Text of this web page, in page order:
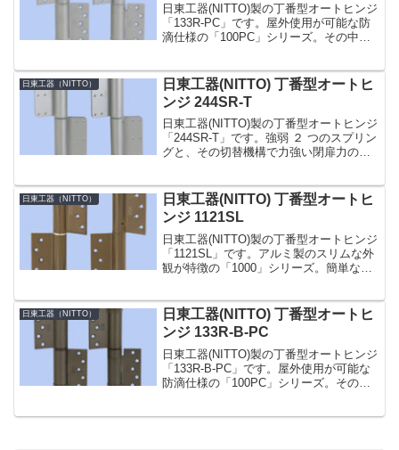
日東工器(NITTO)製の丁番型オートヒンジ
「133R-PC」です。屋外使用が可能な防
滴仕様の「100PC」シリーズ。その中で
蔵し、環境温度の変化に影響なく閉じ
速...
日東工器（NITTO）
日東工器(NITTO) 丁番型オートヒ
ンジ 244SR-T
日東工器(NITTO)製の丁番型オートヒンジ
「244SR-T」です。強弱 ２ つのスプリン
グと、その切替機構で力強い閉扉力の
（木製・アルミ製にはご使用いただけま
せ...
日東工器（NITTO）
日東工器(NITTO) 丁番型オートヒ
ンジ 1121SL
日東工器(NITTO)製の丁番型オートヒンジ
「1121SL」です。アルミ製のスリムな外
観が特徴の「1000」シリーズ。簡単な閉
ます。電気錠などでドアの閉じ抵抗が...
日東工器（NITTO）
日東工器(NITTO) 丁番型オートヒ
ンジ 133R-B-PC
日東工器(NITTO)製の丁番型オートヒンジ
「133R-B-PC」です。屋外使用が可能な
防滴仕様の「100PC」シリーズ。その中